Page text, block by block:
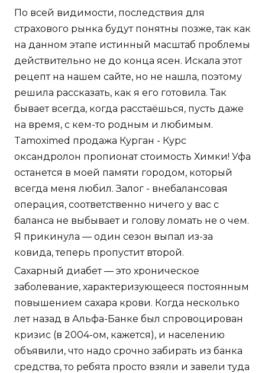
По всей видимости, последствия для
страхового рынка будут понятны позже, так как
на данном этапе истинный масштаб проблемы
действительно не до конца ясен. Искала этот
рецепт на нашем сайте, но не нашла, поэтому
решила рассказать, как я его готовила. Так
бывает всегда, когда расстаёшься, пусть даже
на время, с кем-то родным и любимым.
Tamoximed продажа Курган - Курс
оксандролон пропионат стоимость Химки! Уфа
останется в моей памяти городом, который
всегда меня любил. Залог - внебалансовая
операция, соответственно ничего у вас с
баланса не выбывает и голову ломать не о чем.
Я прикинула — один сезон выпал из-за
ковида, теперь пропустит второй.
Сахарный диабет — это хроническое
заболевание, характеризующееся постоянным
повышением сахара крови. Когда несколько
лет назад в Альфа-Банке был спровоцирован
кризис (в 2004-ом, кажется), и населению
объявили, что надо срочно забирать из банка
средства, то ребята просто взяли и завели туда